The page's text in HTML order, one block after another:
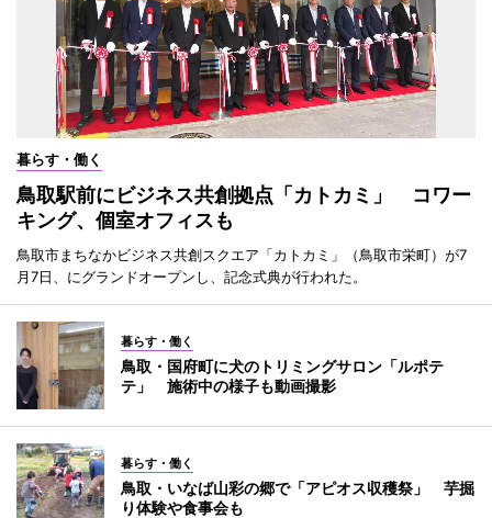
暮らす・働く
鳥取駅前にビジネス共創拠点「カトカミ」 コワー
キング、個室オフィスも
鳥取市まちなかビジネス共創スクエア「カトカミ」（鳥取市栄町）が7
月7日、にグランドオープンし、記念式典が行われた。
暮らす・働く
鳥取・国府町に犬のトリミングサロン「ルポテ
テ」 施術中の様子も動画撮影
暮らす・働く
鳥取・いなば山彩の郷で「アピオス収穫祭」 芋掘
り体験や食事会も